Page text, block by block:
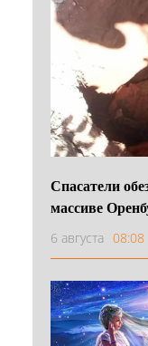
Спасатели
массиве
6 августа 08:08